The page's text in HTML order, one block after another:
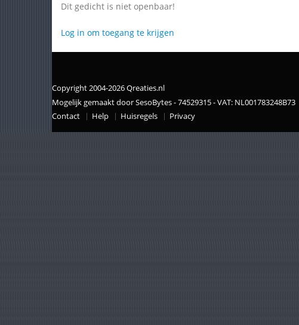
Dit gedicht is niet openbaar!
Log in om toegang te krijgen
Copyright 2004-2026 Qreaties.nl
Mogelijk gemaakt door SesoBytes - 74529315 - VAT: NL001783248B73
Contact
Help Huisregels Privacy